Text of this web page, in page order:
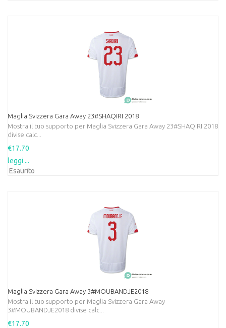
Maglia Svizzera Gara Away 23#SHAQIRI 2018
Mostra il tuo supporto per Maglia Svizzera Gara Away 23#SHAQIRI 2018
divise calc...
€17.70
leggi ...
Esaurito
Maglia Svizzera Gara Away 3#MOUBANDJE2018
Mostra il tuo supporto per Maglia Svizzera Gara Away
3#MOUBANDJE2018 divise calc...
€17.70